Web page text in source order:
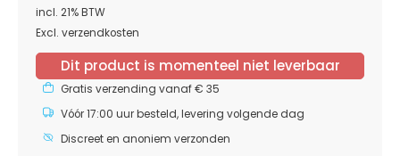
incl. 21% BTW
Excl. verzendkosten
Dit product is momenteel niet leverbaar
Gratis verzending vanaf € 35
Vóór 17:00 uur besteld, levering volgende dag
Discreet en anoniem verzonden